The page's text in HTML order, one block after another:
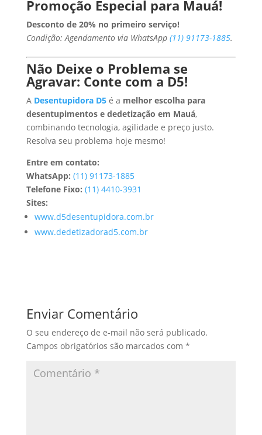
Promoção Especial para Mauá!
Desconto de 20% no primeiro serviço!
Condição: Agendamento via WhatsApp (11) 91173-1885.
Não Deixe o Problema se
Agravar: Conte com a D5!
A Desentupidora D5é a melhor escolha para
desentupimentos e dedetização em Mauá,
combinando tecnologia, agilidade e preço justo.
Resolva seu problema hoje mesmo!
Entre em contato:
WhatsApp: (11) 91173-1885
Telefone Fixo: (11) 4410-3931
Sites:
www.d5desentupidora.com.br
www.dedetizadorad5.com.br
Enviar Comentário
O seu endereço de e-mail não será publicado.
Campos obrigatórios são marcados com *